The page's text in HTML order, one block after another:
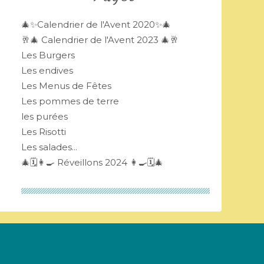
🎄✨Calendrier de l'Avent 2020✨🎄
🥂🎄 Calendrier de l'Avent 2023 🎄🥂
Les Burgers
Les endives
Les Menus de Fêtes
Les pommes de terre
les purées
Les Risotti
Les salades...
🎄🗓👩‍🍳 Réveillons 2024 👩‍🍳🗓🎄